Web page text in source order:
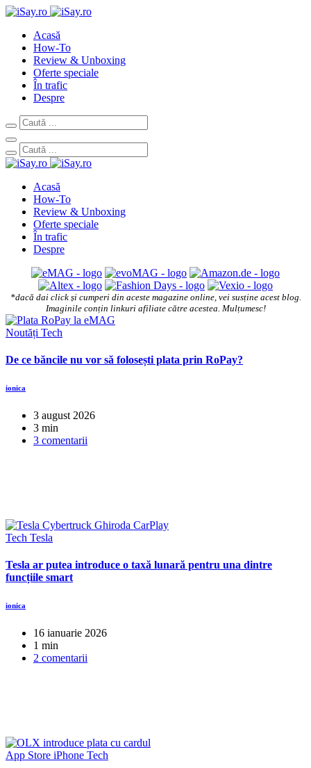
Acasă
How-To
Review & Unboxing
Oferte speciale
În trafic
Despre
Acasă
How-To
Review & Unboxing
Oferte speciale
În trafic
Despre
*dacă dai click și cumperi din aceste magazine online, vei susține acest blog.
Imaginile conțin linkuri afiliate către acestea. Mulțumesc!
Noutăți Tech
De ce băncile nu vor să folosești plata prin RoPay?
ionica
3 august 2026
3 min
3 comentarii
Tech Tesla
Tesla ar putea introduce o taxă lunară pentru una dintre
funcțiile smart
ionica
16 ianuarie 2026
1 min
2 comentarii
App Store iPhone Tech